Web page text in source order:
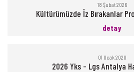
18 Şubat 2026
Kültürümüzde İz Bırakanlar
detay
01 Ocak 2020
2026 Yks - Lgs Antalya